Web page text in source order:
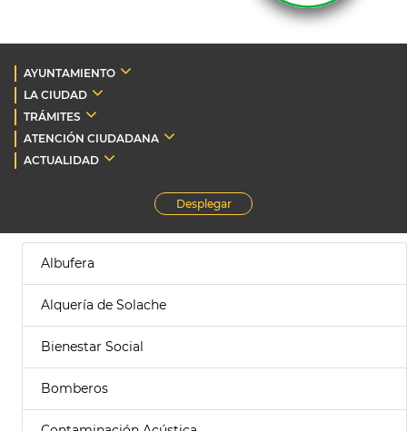
AYUNTAMIENTO
LA CIUDAD
TRÁMITES
ATENCIÓN CIUDADANA
ACTUALIDAD
Desplegar
Albufera
Alquería de Solache
Bienestar Social
Bomberos